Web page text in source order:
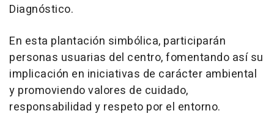
Diagnóstico.
En esta plantación simbólica, participarán
personas usuarias del centro, fomentando así su
implicación en iniciativas de carácter ambiental
y promoviendo valores de cuidado,
responsabilidad y respeto por el entorno.